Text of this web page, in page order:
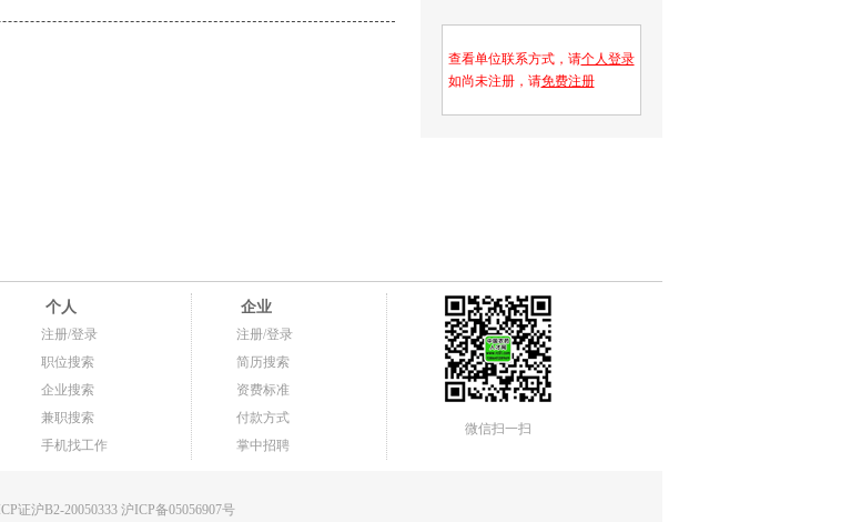
查看单位联系方式，请个人登录
如尚未注册，请免费注册
个人
注册/登录
职位搜索
企业搜索
兼职搜索
手机找工作
企业
注册/登录
简历搜索
资费标准
付款方式
掌中招聘
微信扫一扫
ICP证沪B2-20050333 沪ICP备05056907号